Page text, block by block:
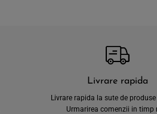
Livrare rapida
Livrare rapida la sute de
Urmarirea comenzii in timp